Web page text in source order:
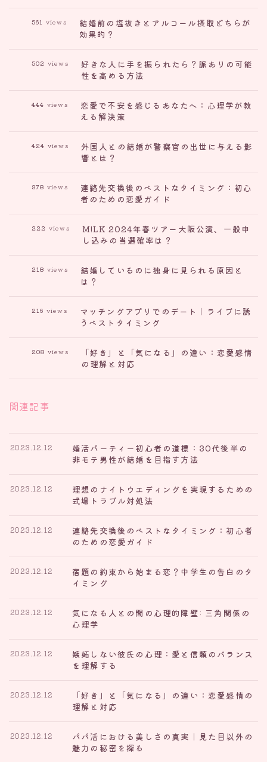
結婚前の塩抜きとアルコール摂取どちらが
効果的？
561 views
好きな人に手を振られたら？脈ありの可能
性を高める方法
502 views
恋愛で不安を感じるあなたへ：心理学が教
える解決策
444 views
外国人との結婚が警察官の出世に与える影
響とは？
424 views
連絡先交換後のベストなタイミング：初心
者のための恋愛ガイド
378 views
M!LK 2024年春ツアー大阪公演、一般申
し込みの当選確率は？
222 views
結婚しているのに独身に見られる原因と
は？
218 views
マッチングアプリでのデート｜ライブに誘
うベストタイミング
216 views
「好き」と「気になる」の違い：恋愛感情
の理解と対応
208 views
関連記事
婚活パーティー初心者の道標：30代後半の
非モテ男性が結婚を目指す方法
2023.12.12
理想のナイトウエディングを実現するための
式場トラブル対処法
2023.12.12
連絡先交換後のベストなタイミング：初心者
のための恋愛ガイド
2023.12.12
宿題の約束から始まる恋？中学生の告白のタ
イミング
2023.12.12
気になる人との間の心理的障壁: 三角関係の
心理学
2023.12.12
嫉妬しない彼氏の心理：愛と信頼のバランス
を理解する
2023.12.12
「好き」と「気になる」の違い：恋愛感情の
理解と対応
2023.12.12
パパ活における美しさの真実｜見た目以外の
魅力の秘密を探る
2023.12.12